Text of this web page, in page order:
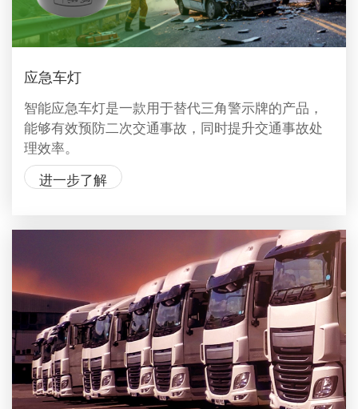
应急车灯
智能应急车灯是一款用于替代三角警示牌的产品，
能够有效预防二次交通事故，同时提升交通事故处
理效率。
进一步了解